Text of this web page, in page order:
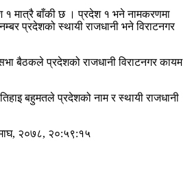
१ मात्रै बाँकी छ । प्रदेश १ भने नामकरणमा
प्रदेशको स्थायी राजधानी भने विराटनगर
बैठकले प्रदेशको राजधानी विराटनगर कायम
बहुमतले प्रदेशको नाम र स्थायी राजधानी
२०७८, २०:५९:१५